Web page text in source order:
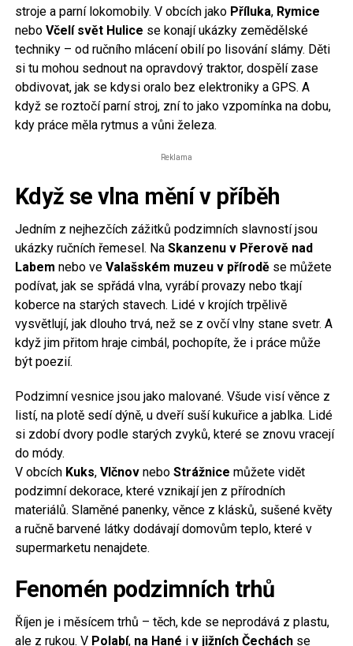
stroje a parní lokomobily. V obcích jako Příluka, Rymice
nebo Včelí svět Hulice se konají ukázky zemědělské
techniky – od ručního mlácení obilí po lisování slámy. Děti
si tu mohou sednout na opravdový traktor, dospělí zase
obdivovat, jak se kdysi oralo bez elektroniky a GPS. A
když se roztočí parní stroj, zní to jako vzpomínka na dobu,
kdy práce měla rytmus a vůni železa.
Reklama
Když se vlna mění v příběh
Jedním z nejhezčích zážitků podzimních slavností jsou
ukázky ručních řemesel. Na Skanzenu v Přerově nad
Labem nebo ve Valašském muzeu v příroděse můžete
podívat, jak se spřádá vlna, vyrábí provazy nebo tkají
koberce na starých stavech. Lidé v krojích trpělivě
vysvětlují, jak dlouho trvá, než se z ovčí vlny stane svetr. A
když jim přitom hraje cimbál, pochopíte, že i práce může
být poezií.
Podzimní vesnice jsou jako malované. Všude visí věnce z
listí, na plotě sedí dýně, u dveří suší kukuřice a jablka. Lidé
si zdobí dvory podle starých zvyků, které se znovu vracejí
do módy.
V obcích Kuks, Vlčnovnebo Strážnice můžete vidět
podzimní dekorace, které vznikají jen z přírodních
materiálů. Slaměné panenky, věnce z klásků, sušené květy
a ručně barvené látky dodávají domovům teplo, které v
supermarketu nenajdete.
Fenomén podzimních trhů
Říjen je i měsícem trhů – těch, kde se neprodává z plastu,
ale z rukou. V Polabí, na Hané i v jižních Čecháchse